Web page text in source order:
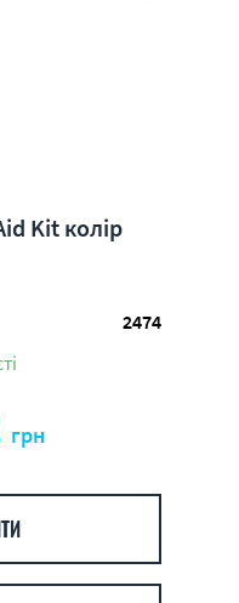
Kit колір
2474
грн